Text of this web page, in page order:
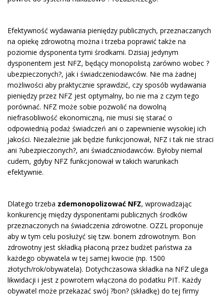
Efektywność wydawania pieniędzy publicznych, przeznaczanych
na opiekę zdrowotną można i trzeba poprawić także na
poziomie dysponenta tymi środkami. Dzisiaj jedynym
dysponentem jest NFZ, będący monopolistą zarówno wobec ?
ubezpieczonych?, jak i świadczeniodawców. Nie ma żadnej
możliwości aby praktycznie sprawdzić, czy sposób wydawania
pieniędzy przez NFZ jest optymalny, bo nie ma z czym tego
porównać. NFZ może sobie pozwolić na dowolną
niefrasobliwość ekonomiczną, nie musi się starać o
odpowiednią podaż świadczeń ani o zapewnienie wysokiej ich
jakości. Niezależnie jak będzie funkcjonował, NFZ i tak nie straci
ani ?ubezpieczonych?, ani świadczniodawców. Byłoby niemal
cudem, gdyby NFZ funkcjonował w takich warunkach
efektywnie.
Dlatego trzeba zdemonopolizować NFZ, wprowadzając
konkurencję między dysponentami publicznych środków
przeznaczonych na świadczenia zdrowotne. OZZL proponuje
aby w tym celu posłużyć się tzw. bonem zdrowotnym. Bon
zdrowotny jest składką płaconą przez budżet państwa za
każdego obywatela w tej samej kwocie (np. 1500
złotych/rok/obywatela). Dotychczasowa składka na NFZ ulega
likwidacji i jest z powrotem włączona do podatku PIT. Każdy
obywatel może przekazać swój ?bon? (składkę) do tej firmy